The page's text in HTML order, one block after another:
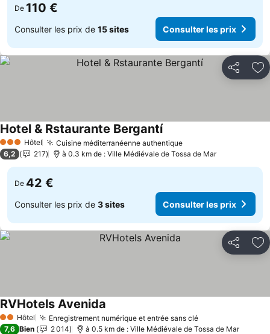
De 110 €
Consulter les prix de 15 sites Consulter les prix
Partager
3 ÉtoilesHôtel Cuisine méditerranéenne authentiqueConsulter les prix
Hotel & Rstaurante BergantíConsulter les prix
6,2 217 à 0.3 km de : Ville Médiévale de Tossa de Mar
De 42 €
Consulter les prix de 3 sites Consulter les prix
Partager
2 Étoiles
Hôtel Enregistrement numérique et entrée sans cléConsulter les
RVHotels Avenida
7,6 Bien 2 014 à 0.5 km de : Ville Médiévale de Tossa de Mar